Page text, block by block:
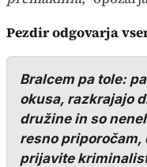
Pezdir odgovarja
Bralcem pa tole:
okusa, razkrajajo
družine in so
resno
prijavite